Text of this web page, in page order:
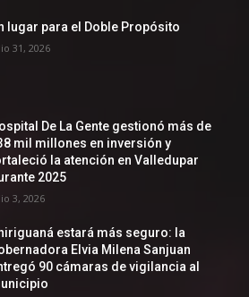
lugar para el Doble Propósito
31, 2026
De La Gente gestionó más de
mil millones en inversión y
la atención en Valledupar
2025
3, 2026
estará más seguro: la
Elvia Milena Sanjuan
90 cámaras de vigilancia al